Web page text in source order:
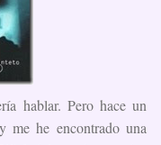
hablar. Pero hace un
me he encontrado una